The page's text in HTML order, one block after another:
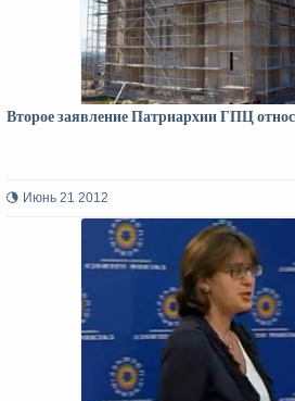
Второе заявление Патриархии ГПЦ
Июнь 21 2012